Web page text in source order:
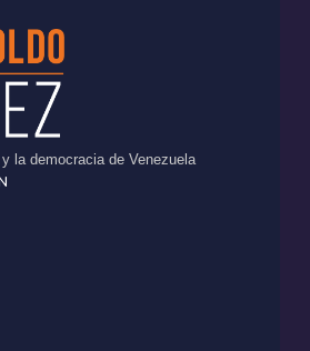
la democracia de Venezuela